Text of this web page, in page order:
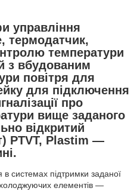
управління
термодатчик,
температури
з вбудованим
повітря для
для підключення
про
вище заданого
відкритий
PTVT, Plastim ―
в системах підтримки заданої
елементів ―